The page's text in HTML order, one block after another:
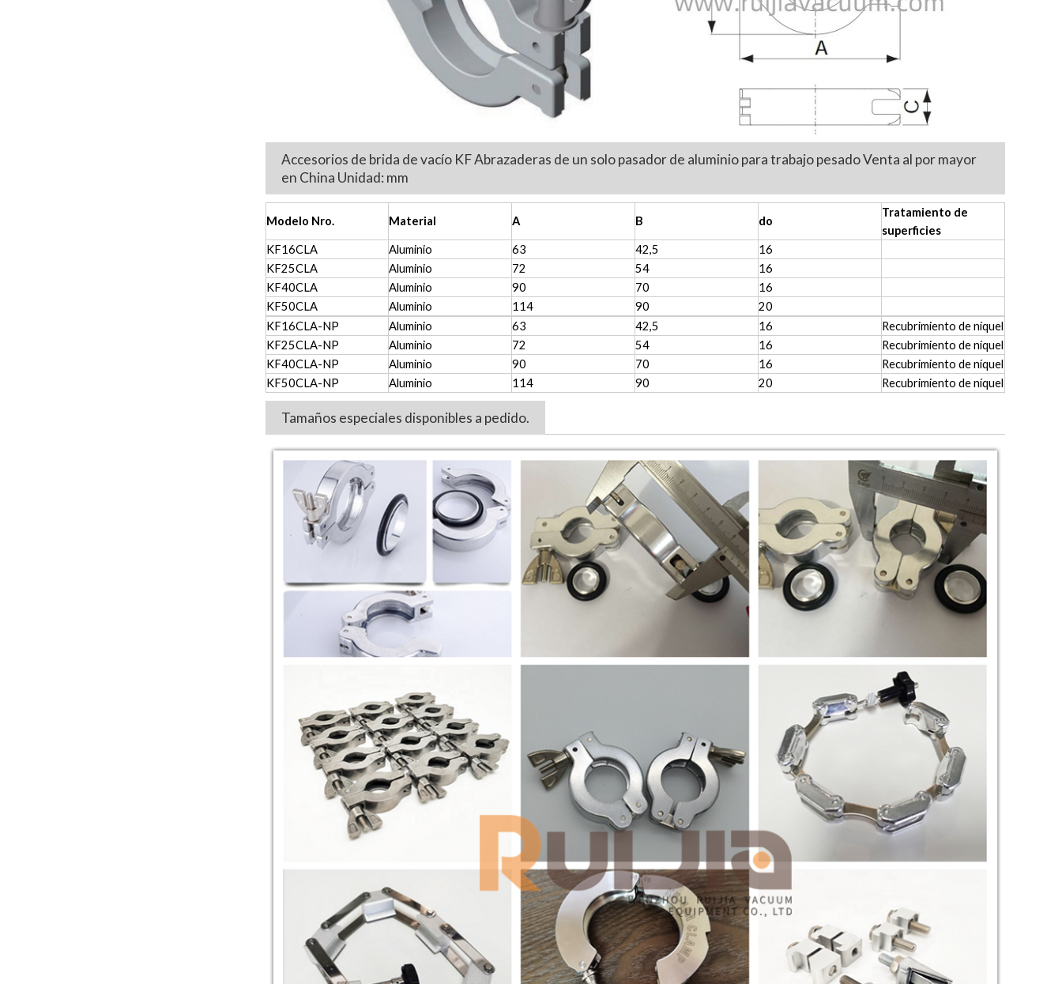
Accesorios de brida de vacío KF Abrazaderas de un solo pasador de aluminio para trabajo pesado Venta al por mayor
en China Unidad: mm
Modelo Nro. Material A B do
Tratamiento de
superficies
KF16CLA
Aluminio 63 42,5
16
KF25CLA
Aluminio 72 54
16
KF40CLA
Aluminio 90 70
16
KF50CLA
Aluminio 114 90
20
KF16CLA-NP
Aluminio 63 42,5 16
Recubrimiento de níquel
KF25CLA-NP
Aluminio 72 54 16
Recubrimiento de níquel
KF40CLA-NP
Aluminio 90 70 16
Recubrimiento de níquel
KF50CLA-NP
Aluminio 114 90 20 Recubrimiento de níquel
Tamaños especiales disponibles a pedido.